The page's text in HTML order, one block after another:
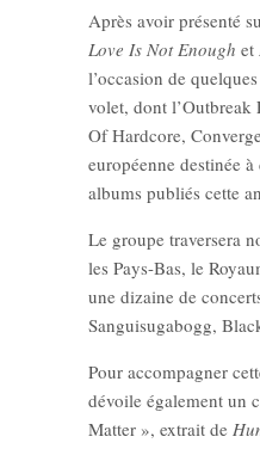
Après avoir présenté
Love Is Not Enough et
l’occasion de
volet, dont l’Outbreak
Of Hardcore,
européenne destinée
albums publiés cette
Le groupe traversera
les Pays-Bas, le
une dizaine de
Sanguisugabogg,
Pour accompagner
dévoile également un
Matter », extrait de